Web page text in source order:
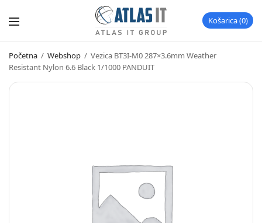
Košarica 0
Početna / Webshop / Vezica BT3I-M0 287×3.6mm Weather
Resistant Nylon 6.6 Black 1/1000 PANDUIT